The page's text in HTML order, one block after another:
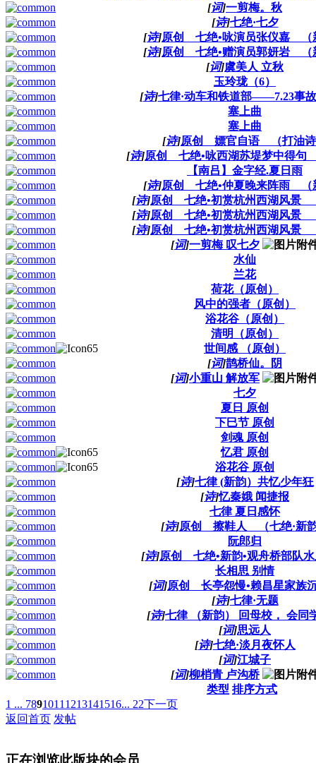
[词]一剪梅。秋
[诗]七绝·七夕
[诗]原创 七绝•咏演员张仪嘉 （
[诗]原创 七绝•赠演员郭妍岩 （
[词]虞美人 立秋
玉玲珑（6）
[诗]七律·动车和铁道部——7.23事
塞上曲
塞上曲
[诗]原创 嫖官自语 （打油
[诗]原创 七绝•咏西湖苏堤梦中得句
【南吕】金字经.夏日雨
[诗]原创 七绝•仲夏晚来阵雨 （
[诗]原创 七绝•初赏杭州西湖风景
[诗]原创 七绝•初赏杭州西湖风景
[诗]原创 七绝•初赏杭州西湖风景
[词]一剪梅 叹七夕
水仙
兰花
荷花（原创）
风中的强者（原创）
浴花谷（原创）
清明（原创）
世间感 （原创）
[词]鹊桥仙。阴
[词]小重山 解放军
七夕
夏日 原创
下巳节 原创
剑魂 原创
忆君 原创
浴花谷 原创
[诗]七律 (新韵）共忆少年狂
[诗]忆秦娥 闻捷报
七律 夏日感怀
[诗]原创 擦鞋人 （七绝·新
阮郎归
[诗]原创 七绝•新韵•观舟桥部队
长相思 别情
[词]原创 长亭怨慢•赖昌星家族
[诗]七律·无题
[诗]七律 （新韵） 回母校， 会同
[词]思远人
[诗]七绝·淡月夜怀人
[词]江城子
[词]柳梢青 卢沟桥
类型 排序方式
1 ... 7891011 1213141516... 22下一页
返回首页 发帖